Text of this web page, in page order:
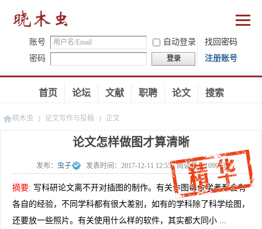
账号 自动登录
找回密码
密码
登录 注册账号
首页 论坛 文献 职聘 论文 搜索
晓木虫
»
论文写作与投稿
»
正文
论文怎样做图才算清晰
发布： 虫子 发表时间： 2017-12-11 12:55 阅读量：109973
摘要: 写科研论文离不开对插图的制作。有关作图每位学者都会有
各自的经验，不同学科都有很大差别，如有的学科除了科学绘图，
还要放一些照片。有关使用什么样的软件，其实都大同小 ...